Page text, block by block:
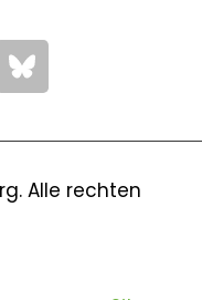
Alle rechten